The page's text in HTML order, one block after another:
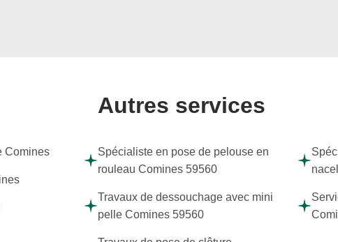
Autres services
Comines
Spécialiste en pose de pelouse en
rouleau Comines 59560
Travaux de dessouchage avec mini
pelle Comines 59560